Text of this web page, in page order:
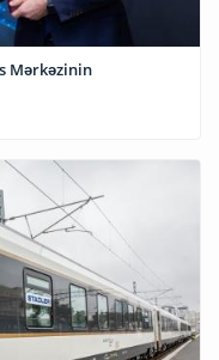
Mərkəzinin